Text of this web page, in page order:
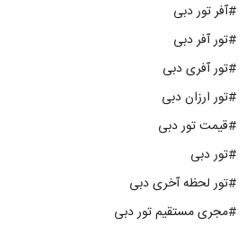
#آفر تور دبی
#تور آفر دبی
#تور آفری دبی
#تور ارزان دبی
#قیمت تور دبی
#تور دبی
#تور لحظه آخری دبی
#مجری مستقیم تور دبی